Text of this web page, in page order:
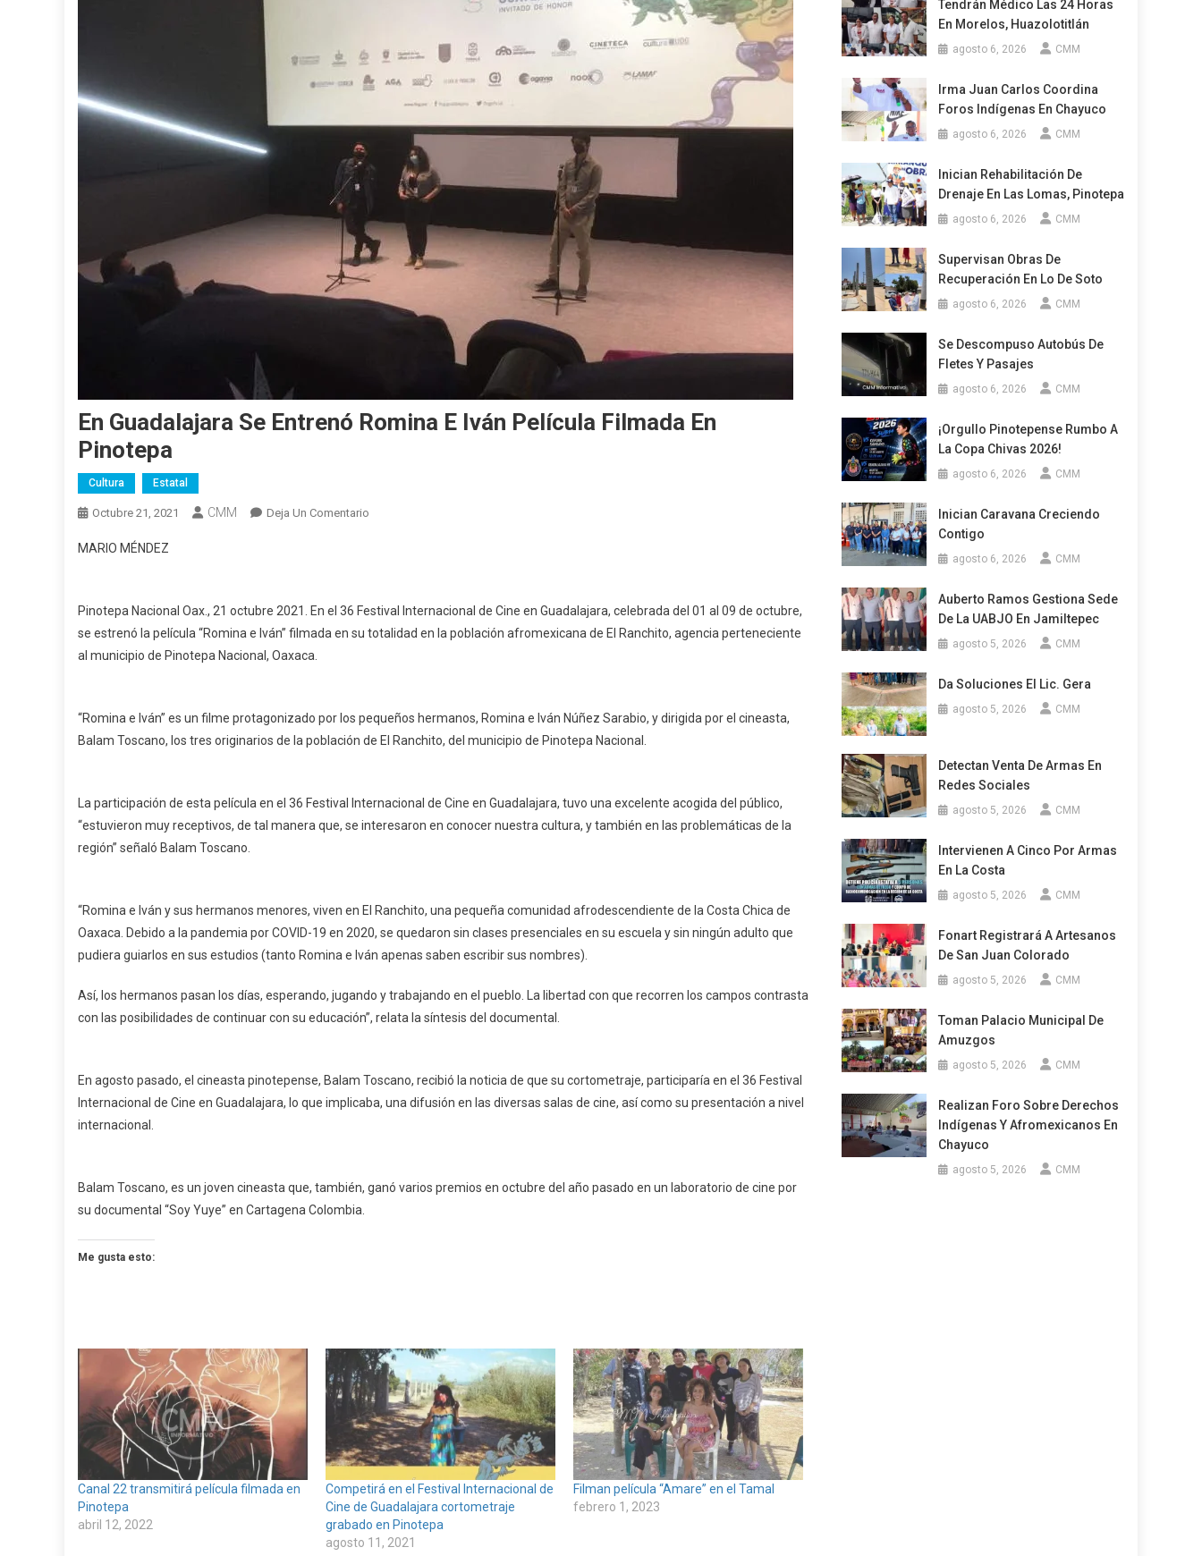
En Guadalajara Se Entrenó Romina E Iván Película Filmada En
Pinotepa
Cultura Estatal
Octubre 21, 2021 CMM Deja Un Comentario
Romina
E
En
Pinotepa
MARIO MÉNDEZ
Pinotepa Nacional Oax., 21 octubre 2021. En el 36 Festival Internacional de Cine en Guadalajara, celebrada del 01 al 09 de octubre,
se estrenó la película “Romina e Iván” filmada en su totalidad en la población afromexicana de El Ranchito, agencia perteneciente
al municipio de Pinotepa Nacional, Oaxaca.
“Romina e Iván” es un filme protagonizado por los pequeños hermanos, Romina e Iván Núñez Sarabio, y dirigida por el cineasta,
Balam Toscano, los tres originarios de la población de El Ranchito, del municipio de Pinotepa Nacional.
La participación de esta película en el 36 Festival Internacional de Cine en Guadalajara, tuvo una excelente acogida del público,
“estuvieron muy receptivos, de tal manera que, se interesaron en conocer nuestra cultura, y también en las problemáticas de la
región” señaló Balam Toscano.
“Romina e Iván y sus hermanos menores, viven en El Ranchito, una pequeña comunidad afrodescendiente de la Costa Chica de
Oaxaca. Debido a la pandemia por COVID-19 en 2020, se quedaron sin clases presenciales en su escuela y sin ningún adulto que
pudiera guiarlos en sus estudios (tanto Romina e Iván apenas saben escribir sus nombres).
Así, los hermanos pasan los días, esperando, jugando y trabajando en el pueblo. La libertad con que recorren los campos contrasta
con las posibilidades de continuar con su educación”, relata la síntesis del documental.
En agosto pasado, el cineasta pinotepense, Balam Toscano, recibió la noticia de que su cortometraje, participaría en el 36 Festival
Internacional de Cine en Guadalajara, lo que implicaba, una difusión en las diversas salas de cine, así como su presentación a nivel
internacional.
Balam Toscano, es un joven cineasta que, también, ganó varios premios en octubre del año pasado en un laboratorio de cine por
su documental “Soy Yuye” en Cartagena Colombia.
Me gusta esto:
Canal 22 transmitirá película filmada en
Pinotepa
abril 12, 2022
Competirá en el Festival Internacional de
Cine de Guadalajara cortometraje
grabado en Pinotepa
agosto 11, 2021
Filman película “Amare” en el Tamal
febrero 1, 2023
Tendrán Médico Las 24 Horas
En Morelos, Huazolotitlán
agosto 6, 2026 CMM
Irma Juan Carlos Coordina
Foros Indígenas En Chayuco
agosto 6, 2026 CMM
Inician Rehabilitación De
Drenaje En Las Lomas, Pinotepa
agosto 6, 2026 CMM
Supervisan Obras De
Recuperación En Lo De Soto
agosto 6, 2026 CMM
Se Descompuso Autobús De
Fletes Y Pasajes
agosto 6, 2026 CMM
¡Orgullo Pinotepense Rumbo A
La Copa Chivas 2026!
agosto 6, 2026 CMM
Inician Caravana Creciendo
Contigo
agosto 6, 2026 CMM
Auberto Ramos Gestiona Sede
De La UABJO En Jamiltepec
agosto 5, 2026 CMM
Da Soluciones El Lic. Gera
agosto 5, 2026 CMM
Detectan Venta De Armas En
Redes Sociales
agosto 5, 2026 CMM
Intervienen A Cinco Por Armas
En La Costa
agosto 5, 2026 CMM
Fonart Registrará A Artesanos
De San Juan Colorado
agosto 5, 2026 CMM
Toman Palacio Municipal De
Amuzgos
agosto 5, 2026 CMM
Realizan Foro Sobre Derechos
Indígenas Y Afromexicanos En
Chayuco
agosto 5, 2026 CMM